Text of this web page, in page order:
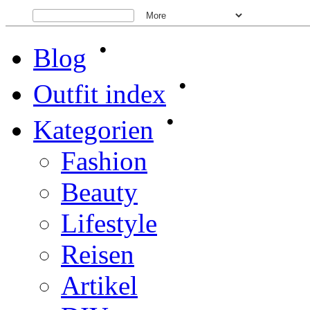
Blog •
Outfit index •
Kategorien •
Fashion
Beauty
Lifestyle
Reisen
Artikel